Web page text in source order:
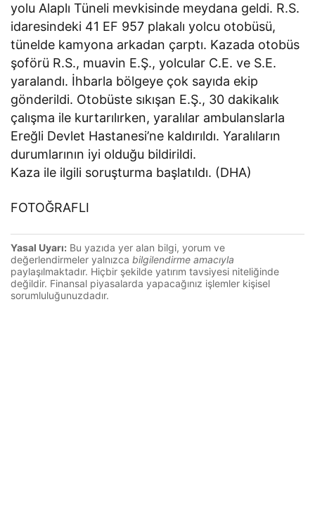
yolu Alaplı Tüneli mevkisinde meydana geldi. R.S.
idaresindeki 41 EF 957 plakalı yolcu otobüsü,
tünelde kamyona arkadan çarptı. Kazada otobüs
şoförü R.S., muavin E.Ş., yolcular C.E. ve S.E.
yaralandı. İhbarla bölgeye çok sayıda ekip
gönderildi. Otobüste sıkışan E.Ş., 30 dakikalık
çalışma ile kurtarılırken, yaralılar ambulanslarla
Ereğli Devlet Hastanesi’ne kaldırıldı. Yaralıların
durumlarının iyi olduğu bildirildi.
Kaza ile ilgili soruşturma başlatıldı. (DHA)
FOTOĞRAFLI
Yasal Uyarı: Bu yazıda yer alan bilgi, yorum ve
değerlendirmeler yalnızca bilgilendirme amacıyla
paylaşılmaktadır. Hiçbir şekilde yatırım tavsiyesi niteliğinde
değildir. Finansal piyasalarda yapacağınız işlemler kişisel
sorumluluğunuzdadır.